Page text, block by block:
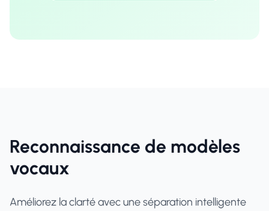
Reconnaissance de modèles
vocaux
Améliorez la clarté avec une séparation intelligente